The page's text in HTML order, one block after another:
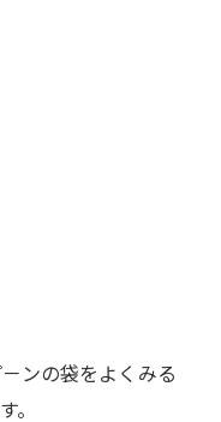
ンの袋をよくみる
。